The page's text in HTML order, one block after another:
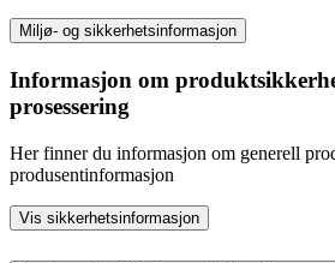
Miljø- og sikkerhetsinformasjon
Informasjon om
prosessering
Her finner du informasjon om generell
produsentinformasjon
Vis sikkerhetsinformasjon